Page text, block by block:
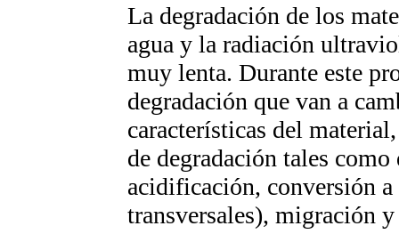
La degradación de los
agua y la radiación
muy lenta. Durante este
degradación que van a
características del
de degradación tales
acidificación, conversión a
transversales), migración